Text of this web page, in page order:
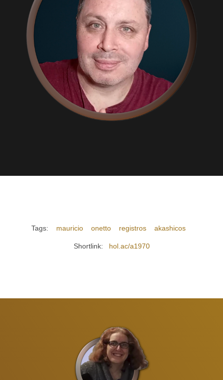
Tags: mauricio onetto registros akashicos
Shortlink: hol.ac/a1970